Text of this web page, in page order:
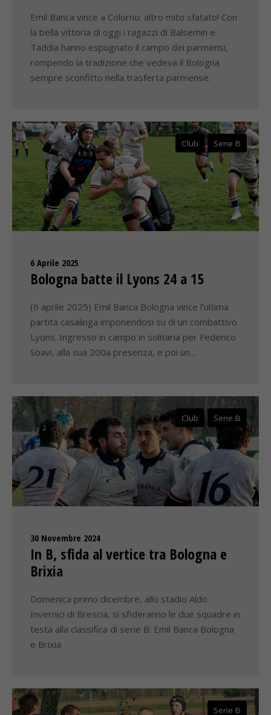
Emil Banca vince a Colorno: altro mito sfatato! Con
la bella vittoria di oggi i ragazzi di Balsemin e
Taddia hanno espugnato il campo dei parmensi,
rompendo la tradizione che vedeva il Bologna
sempre sconfitto nella trasferta parmense.
Club Serie B
6 Aprile 2025
Bologna batte il Lyons 24 a 15
(6 aprile 2025) Emil Banca Bologna vince l’ultima
partita casalinga imponendosi su di un combattivo
Lyons. Ingresso in campo in solitaria per Federico
Soavi, alla sua 200a presenza, e poi un…
Club Serie B
30 Novembre 2024
In B, sfida al vertice tra Bologna e
Brixia
Domenica primo dicembre, allo stadio Aldo
Invernici di Brescia, si sfideranno le due squadre in
testa alla classifica di serie B: Emil Banca Bologna
e Brixia
Serie B